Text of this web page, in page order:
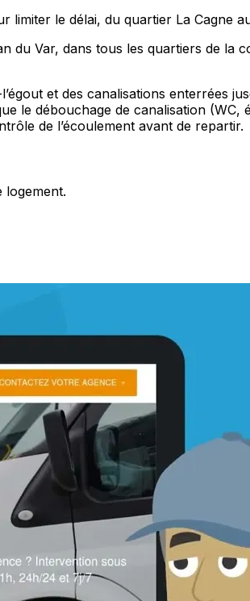
limiter le délai, du quartier La Cagne
du Var, dans tous les quartiers de la
et des canalisations enterrées
le débouchage de canalisation (WC,
de l’écoulement avant de repartir.
logement.